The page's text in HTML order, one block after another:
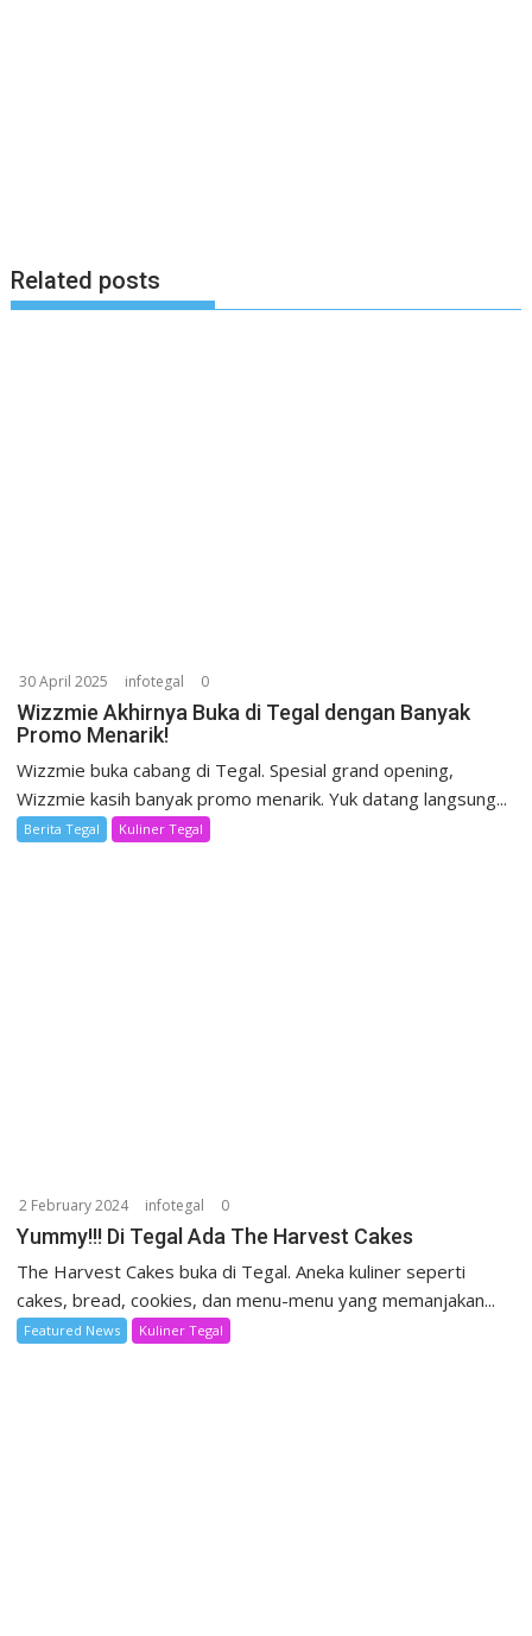
Related posts
30 April 2025 infotegal 0
Wizzmie Akhirnya Buka di Tegal dengan Banyak
Promo Menarik!
Wizzmie buka cabang di Tegal. Spesial grand opening,
Wizzmie kasih banyak promo menarik. Yuk datang langsung...
Berita Tegal Kuliner Tegal
2 February 2024 infotegal 0
Yummy!!! Di Tegal Ada The Harvest Cakes
The Harvest Cakes buka di Tegal. Aneka kuliner seperti
cakes, bread, cookies, dan menu-menu yang memanjakan...
Featured News Kuliner Tegal